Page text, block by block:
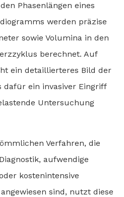
Phasenlängen eines
werden präzise
sowie Volumina in den
berechnet. Auf
ein detaillierteres Bild der
dafür ein invasiver Eingriff
Untersuchung
Verfahren, die
aufwendige
kostenintensive
sind, nutzt diese